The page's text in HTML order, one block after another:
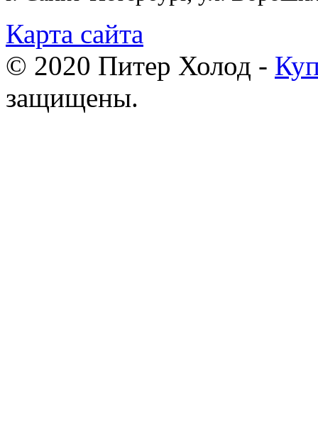
Карта сайта
© 2020 Питер Холод -
защищены.